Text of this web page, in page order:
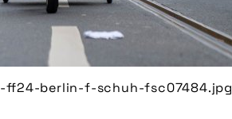
ff24-berlin-f-schuh-